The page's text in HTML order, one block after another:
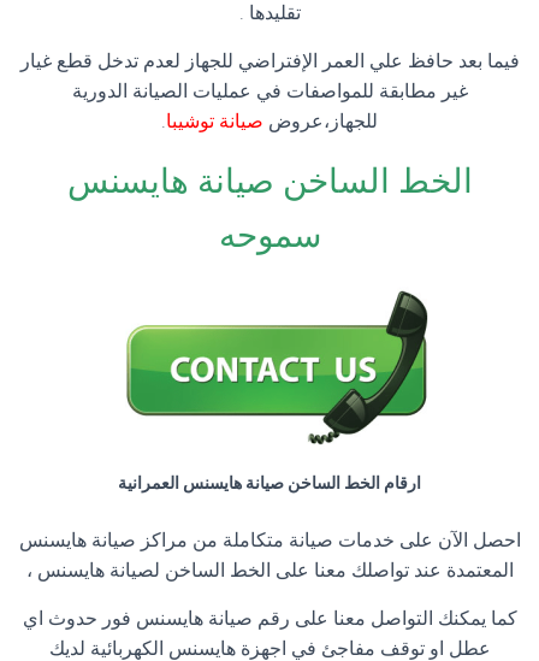
تقليدها .
فيما بعد حافظ علي العمر الإفتراضي للجهاز لعدم تدخل قطع غيار
غير مطابقة للمواصفات في عمليات الصيانة الدورية
للجهاز،عروض صيانة توشيبا.
الخط الساخن صيانة هايسنس
سموحه
ارقام الخط الساخن صيانة هايسنس العمرانية
احصل الآن على خدمات صيانة متكاملة من مراكز صيانة هايسنس
المعتمدة عند تواصلك معنا على الخط الساخن لصيانة هايسنس ،
كما يمكنك التواصل معنا على رقم صيانة هايسنس فور حدوث اي
عطل او توقف مفاجئ في اجهزة هايسنس الكهربائية لديك